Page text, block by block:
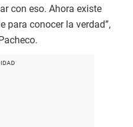
con eso. Ahora existe
para conocer la verdad”,